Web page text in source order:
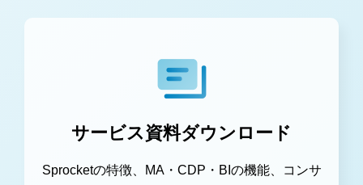
サービス資料ダウンロード
Sprocketの特徴、MA・CDP・BIの機能、コンサ